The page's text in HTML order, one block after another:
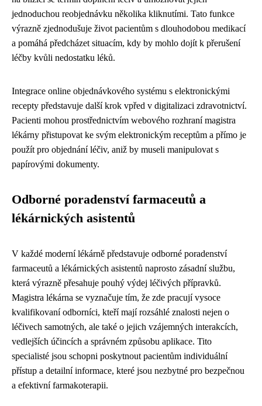
jednoduchou reobjednávku několika kliknutími. Tato funkce
výrazně zjednodušuje život pacientům s dlouhodobou medikací
a pomáhá předcházet situacím, kdy by mohlo dojít k přerušení
léčby kvůli nedostatku léků.
Integrace online objednávkového systému s elektronickými
recepty představuje další krok vpřed v digitalizaci zdravotnictví.
Pacienti mohou prostřednictvím webového rozhraní magistra
lékárny přistupovat ke svým elektronickým receptům a přímo je
použít pro objednání léčiv, aniž by museli manipulovat s
papírovými dokumenty.
Odborné poradenství farmaceutů a
lékárnických asistentů
V každé moderní lékárně představuje odborné poradenství
farmaceutů a lékárnických asistentů naprosto zásadní službu,
která výrazně přesahuje pouhý výdej léčivých přípravků.
Magistra lékárna se vyznačuje tím, že zde pracují vysoce
kvalifikovaní odborníci, kteří mají rozsáhlé znalosti nejen o
léčivech samotných, ale také o jejich vzájemných interakcích,
vedlejších účincích a správném způsobu aplikace. Tito
specialisté jsou schopni poskytnout pacientům individuální
přístup a detailní informace, které jsou nezbytné pro bezpečnou
a efektivní farmakoterapii.